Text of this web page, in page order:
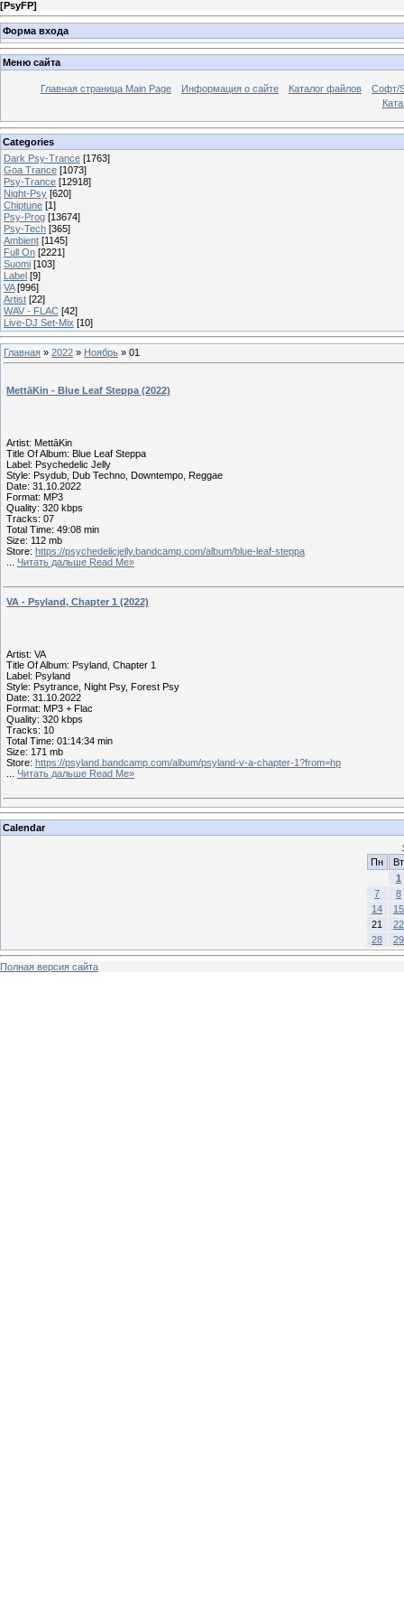
[PsyFP]
Форма входа
Меню сайта
Главная страница Main Page Информация о сайте Каталог файлов
Софт/
Categories
Dark Psy-Trance [1763]
Goa Trance [1073]
Psy-Trance [12918]
Night-Psy [620]
Chiptune [1]
Psy-Prog [13674]
Psy-Tech [365]
Ambient [1145]
Full On [2221]
Suomi [103]
Label [9]
VA [996]
Artist [22]
WAV - FLAC [42]
Live-DJ Set-Mix [10]
Главная » 2022 » Ноябрь » 01
MettāKin - Blue Leaf Steppa (2022)
Artist: MettāKin
Title Of Album: Blue Leaf Steppa
Label: Psychedelic Jelly
Style: Psydub, Dub Techno, Downtempo, Reggae
Date: 31.10.2022
Format: MP3
Quality: 320 kbps
Tracks: 07
Total Time: 49:08 min
Size: 112 mb
Store: https://psychedelicjelly.bandcamp.com/album/blue-leaf-steppa
Читать дальше Read Me»
VA - Psyland, Chapter 1 (2022)
Artist: VA
Title Of Album: Psyland, Chapter 1
Label: Psyland
Style: Psytrance, Night Psy, Forest Psy
Date: 31.10.2022
Format: MP3 + Flac
Quality: 320 kbps
Tracks: 10
Total Time: 01:14:34 min
Size: 171 mb
Store: https://psyland.bandcamp.com/album/psyland-v-a-chapter-1?from=hp
Читать дальше Read Me»
Calendar
Пн
Вт
1
7
8
14
15
21
22
28
29
Полная версия сайта